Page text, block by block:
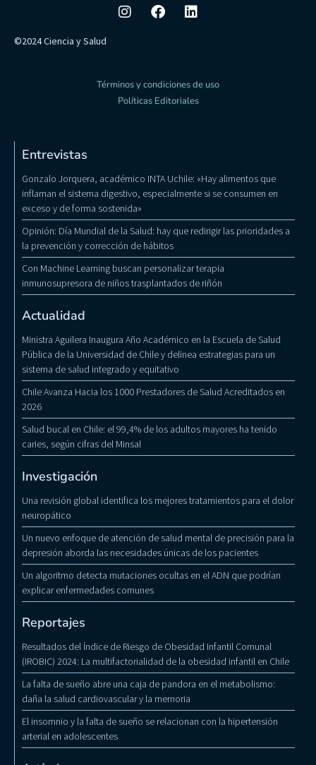
©2024 Ciencia y Salud
Términos y condiciones de uso
Políticas Editoriales
Entrevistas
Gonzalo Jorquera, académico INTA Uchile: «Hay alimentos que
inflaman el sistema digestivo, especialmente si se consumen en
exceso y de forma sostenida»
Opinión: Día Mundial de la Salud: hay que redirigir las prioridades a
la prevención y corrección de hábitos
Con Machine Learning buscan personalizar terapia
inmunosupresora de niños trasplantados de riñón
Actualidad
Ministra Aguilera Inaugura Año Académico en la Escuela de Salud
Pública de la Universidad de Chile y delinea estrategias para un
sistema de salud integrado y equitativo
Chile Avanza Hacia los 1000 Prestadores de Salud Acreditados en
2026
Salud bucal en Chile: el 99,4% de los adultos mayores ha tenido
caries, según cifras del Minsal
Investigación
Una revisión global identifica los mejores tratamientos para el dolor
neuropático
Un nuevo enfoque de atención de salud mental de precisión para la
depresión aborda las necesidades únicas de los pacientes
Un algoritmo detecta mutaciones ocultas en el ADN que podrían
explicar enfermedades comunes
Reportajes
Resultados del Índice de Riesgo de Obesidad Infantil Comunal
(IROBIC) 2024: La multifactorialidad de la obesidad infantil en Chile
La falta de sueño abre una caja de pandora en el metabolismo:
daña la salud cardiovascular y la memoria
El insomnio y la falta de sueño se relacionan con la hipertensión
arterial en adolescentes